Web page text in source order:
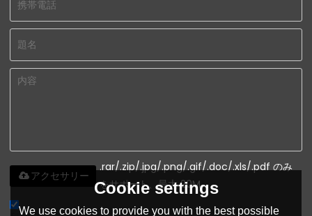
.rar/.zip/.jpg/.png/.gif/.doc/.xls/.pdf のみ
をサポート、最大 20M
アクセサリー
Cookie settings
We use cookies to provide you with the best possible